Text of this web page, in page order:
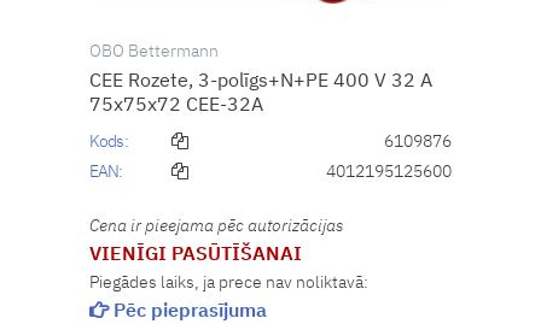
OBO Bettermann
CEE Rozete, 3-polīgs+N+PE 400 V 32 A
75x75x72 CEE-32A
Kods:
6109876
EAN:
4012195125600
Cena ir pieejama pēc autorizācijas
VIENĪGI PASŪTĪŠANAI
Piegādes laiks, ja prece nav noliktavā:
Pēc pieprasījuma